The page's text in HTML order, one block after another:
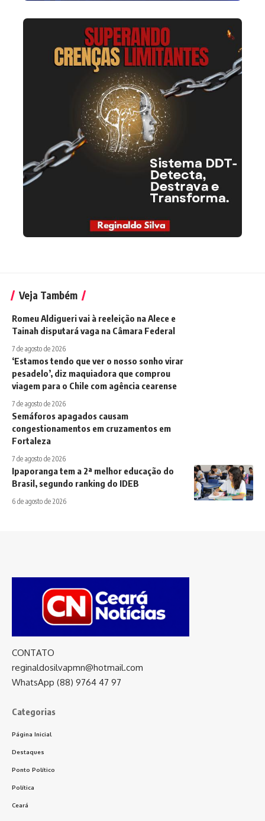
Veja Também
Romeu Aldigueri vai à reeleição na Alece e
Tainah disputará vaga na Câmara Federal
7 de agosto de 2026
‘Estamos tendo que ver o nosso sonho virar
pesadelo’, diz maquiadora que comprou
viagem para o Chile com agência cearense
7 de agosto de 2026
Semáforos apagados causam
congestionamentos em cruzamentos em
Fortaleza
7 de agosto de 2026
Ipaporanga tem a 2ª melhor educação do
Brasil, segundo ranking do IDEB
6 de agosto de 2026
CONTATO
reginaldosilvapmn@hotmail.com
WhatsApp (88) 9764 47 97
Categorias
Página Inicial
Destaques
Ponto Político
Política
Ceará